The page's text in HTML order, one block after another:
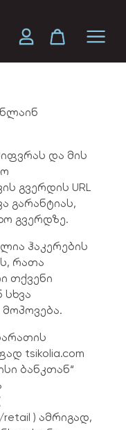
და მის
გვერდის URL
გარანტიას,
გვერდზე.
ჰაკერების
რათა
თქვენი
სხვა
tsikolia.com
ბანკთან“
) ამრიგად,